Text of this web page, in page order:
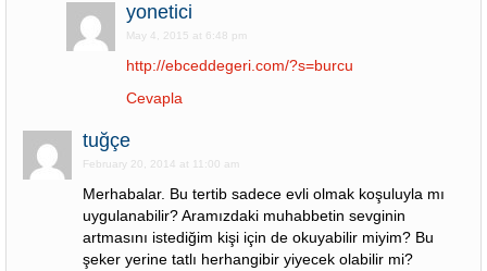
yonetici
May 4, 2015 at 6:48 pm
http://ebceddegeri.com/?s=burcu
Cevapla
tuğçe
February 20, 2014 at 11:00 am
Merhabalar. Bu tertib sadece evli olmak koşuluyla mı
uygulanabilir? Aramızdaki muhabbetin sevginin
artmasını istediğim kişi için de okuyabilir miyim? Bu
şeker yerine tatlı herhangibir yiyecek olabilir mi?